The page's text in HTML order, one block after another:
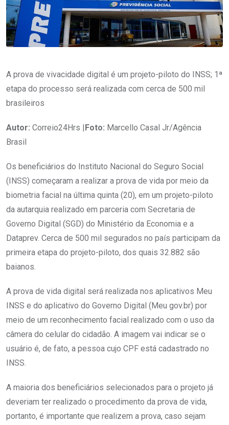
A prova de vivacidade digital é um projeto-piloto do INSS; 1ª
etapa do processo será realizada com cerca de 500 mil
brasileiros
Autor: Correio24Hrs | Foto: Marcello Casal Jr/Agência
Brasil
Os beneficiários do Instituto Nacional do Seguro Social
(INSS) começaram a realizar a prova de vida por meio da
biometria facial na última quinta (20), em um projeto-piloto
da autarquia realizado em parceria com Secretaria de
Governo Digital (SGD) do Ministério da Economia e a
Dataprev. Cerca de 500 mil segurados no país participam da
primeira etapa do projeto-piloto, dos quais 32.882 são
baianos.
A prova de vida digital será realizada nos aplicativos Meu
INSS e do aplicativo do Governo Digital (Meu gov.br) por
meio de um reconhecimento facial realizado com o uso da
câmera do celular do cidadão. A imagem vai indicar se o
usuário é, de fato, a pessoa cujo CPF está cadastrado no
INSS.
A maioria dos beneficiários selecionados para o projeto já
deveriam ter realizado o procedimento da prova de vida,
portanto, é importante que realizem a prova, caso sejam